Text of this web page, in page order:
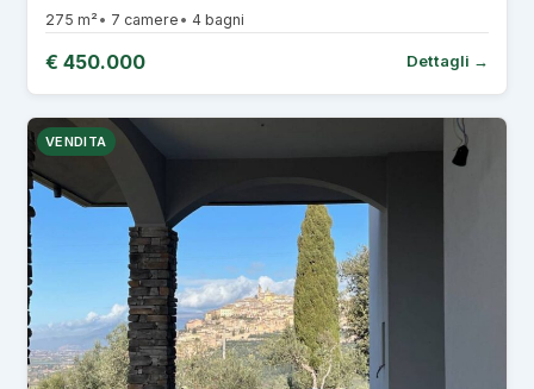
275 m²
7 camere 4 bagni
€ 450.000 Dettagli →
VENDITA